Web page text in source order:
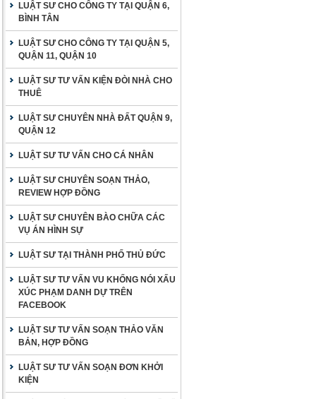
LUẬT SƯ CHO CÔNG TY TẠI QUẬN 6,
BÌNH TÂN
LUẬT SƯ CHO CÔNG TY TẠI QUẬN 5,
QUẬN 11, QUẬN 10
LUẬT SƯ TƯ VẤN KIỆN ĐÒI NHÀ CHO
THUÊ
LUẬT SƯ CHUYÊN NHÀ ĐẤT QUẬN 9,
QUẬN 12
LUẬT SƯ TƯ VẤN CHO CÁ NHÂN
LUẬT SƯ CHUYÊN SOẠN THẢO,
REVIEW HỢP ĐỒNG
LUẬT SƯ CHUYÊN BÀO CHỮA CÁC
VỤ ÁN HÌNH SỰ
LUẬT SƯ TẠI THÀNH PHỐ THỦ ĐỨC
LUẬT SƯ TƯ VẤN VU KHỐNG NÓI XẤU
XÚC PHẠM DANH DỰ TRÊN
FACEBOOK
LUẬT SƯ TƯ VẤN SOẠN THẢO VĂN
BẢN, HỢP ĐỒNG
LUẬT SƯ TƯ VẤN SOẠN ĐƠN KHỞI
KIỆN